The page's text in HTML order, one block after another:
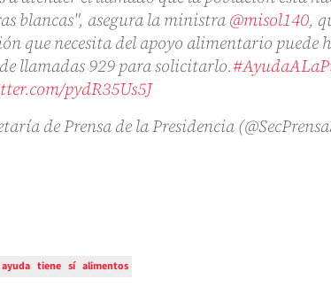
blancas", asegura la ministra@misol140,
que necesita del apoyo alimentario puede
llamadas 929 para solicitarlo.
pydR35Us5J
de Prensa de la Presidencia
ayuda tiene sí alimentos